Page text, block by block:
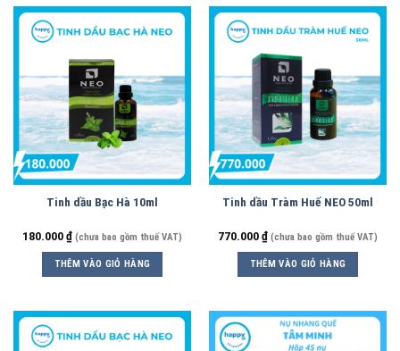
Tinh dầu Bạc Hà 10ml
180.000₫ (chưa bao gồm thuế VAT)
THÊM VÀO GIỎ HÀNG
Tinh dầu Tràm Huế NEO 50ml
770.000₫ (chưa bao gồm thuế VAT)
THÊM VÀO GIỎ HÀNG